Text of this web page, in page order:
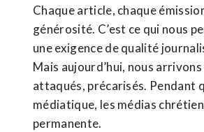
Chaque article, chaque
générosité. C’est ce qui nous
une exigence de qualité
Mais aujourd’hui, nous
attaqués, précarisés. Pendant
médiatique, les médias
permanente.